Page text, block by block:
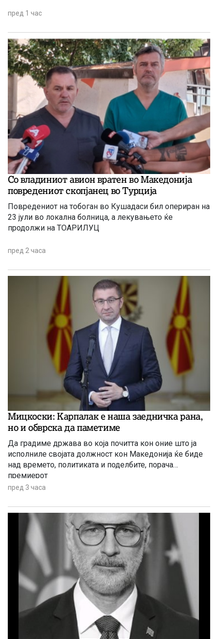
пред 1 час
Со владиниот авион вратен во Македонија
повредениот скопјанец во Турција
Повредениот на тобоган во Кушадаси бил опериран на
23 јули во локална болница, а лекувањето ќе
продолжи на ТОАРИЛУЦ
пред 2 часа
Мицкоски: Карпалак е наша заедничка рана,
но и обврска да паметиме
Да градиме држава во која почитта кон оние што ја
исполниле својата должност кон Македонија ќе биде
над времето, политиката и поделбите, порача
премиерот
пред 3 часа